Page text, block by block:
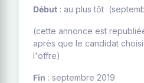
Début : au plus tôt
(cette annonce est
après que le candidat
l'offre)
Fin : septembre 2019